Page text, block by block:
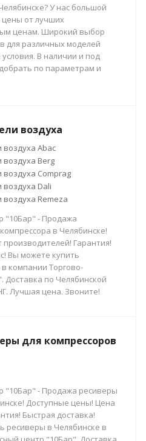
У нас большой
цены от лучших
ценам. Широкий выбор
для различных моделей
В наличии и под
по параметрам и
воздуха
Abac
Berg
Comprag
Dali
Remeza
"10Бар" - Продажа
в Челябинске!
Гарантия!
Вы можете купить
компании Торгово-
Доставка по Челябинской
Лучшая цена. Звоните!
для компрессоров
"10Бар" - Продажа ресиверы
Доступные цены! Цена
Быстрая доставка!
ресиверы в Челябинске в